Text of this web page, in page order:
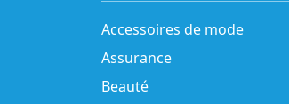
Accessoires de mode
Assurance
Beauté